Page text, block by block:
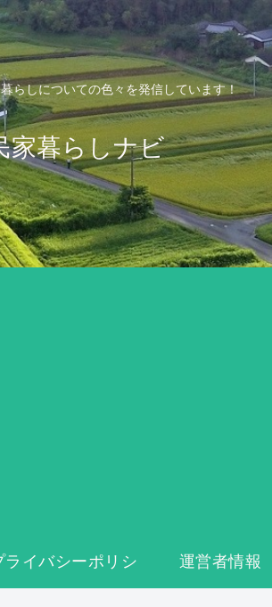
らしについての色々を発信しています！
家暮らしナビ
ライバシーポリシ 運営者情報